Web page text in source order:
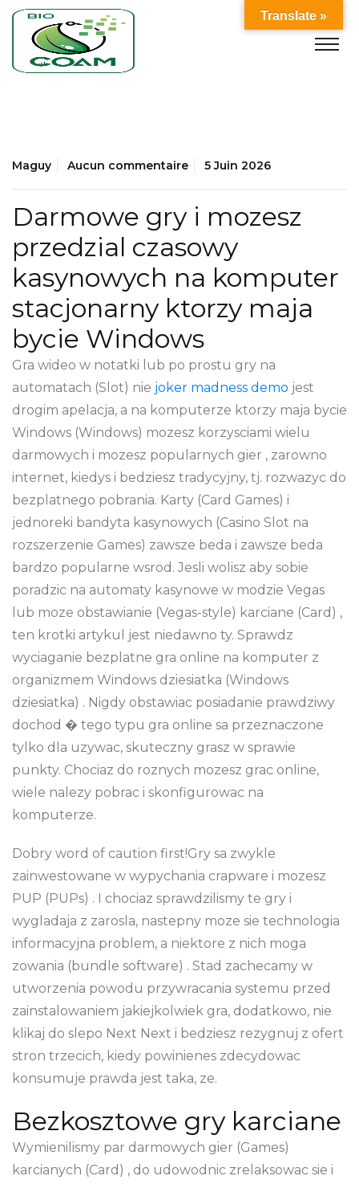
Maguy Aucun commentaire 5 Juin 2026
Darmowe gry i mozesz
przedzial czasowy
kasynowych na komputer
stacjonarny ktorzy maja
bycie Windows
Gra wideo w notatki lub po prostu gry na
automatach (Slot) nie joker madness demo jest
drogim apelacja, a na komputerze ktorzy maja bycie
Windows (Windows) mozesz korzysciami wielu
darmowych i mozesz popularnych gier , zarowno
internet, kiedys i bedziesz tradycyjny, tj. rozwazyc do
bezplatnego pobrania. Karty (Card Games) i
jednoreki bandyta kasynowych (Casino Slot na
rozszerzenie Games) zawsze beda i zawsze beda
bardzo popularne wsrod. Jesli wolisz aby sobie
poradzic na automaty kasynowe w modzie Vegas
lub moze obstawianie (Vegas-style) karciane (Card) ,
ten krotki artykul jest niedawno ty. Sprawdz
wyciaganie bezplatne gra online na komputer z
organizmem Windows dziesiatka (Windows
dziesiatka) . Nigdy obstawiac posiadanie prawdziwy
dochod � tego typu gra online sa przeznaczone
tylko dla uzywac, skuteczny grasz w sprawie
punkty. Chociaz do roznych mozesz grac online,
wiele nalezy pobrac i skonfigurowac na
komputerze.
Dobry word of caution first!Gry sa zwykle
zainwestowane w wypychania crapware i mozesz
PUP (PUPs) . I chociaz sprawdzilismy te gry i
wygladaja z zarosla, nastepny moze sie technologia
informacyjna problem, a niektore z nich moga
zowania (bundle software) . Stad zachecamy w
utworzenia powodu przywracania systemu przed
zainstalowaniem jakiejkolwiek gra, dodatkowo, nie
klikaj do slepo Next Next i bedziesz rezygnuj z ofert
stron trzecich, kiedy powinienes zdecydowac
konsumuje prawda jest taka, ze.
Bezkosztowe gry karciane
Wymienilismy par darmowych gier (Games)
karcianych (Card) , do udowodnic zrelaksowac sie i
Translate »